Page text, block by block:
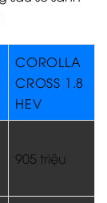
COROLLA
CROSS 1.8
HEV
905 triệu